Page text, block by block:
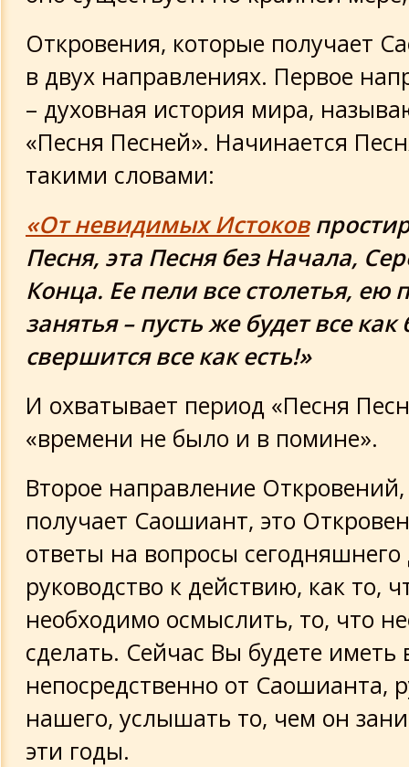
Откровения, которые получает
в двух направлениях. Первое
– духовная история мира,
«Песня Песней». Начинается
такими словами:
«От невидимых Истоков
Песня, эта Песня без Начала,
Конца. Ее пели все столетья, ею
занятья – пусть же будет все
свершится все как есть!»
И охватывает период «Песня
«времени не было и в помине».
Второе направление
получает Саошиант, это
ответы на вопросы сегодняшнего
руководство к действию, как то,
необходимо осмыслить, то, что
сделать. Сейчас Вы будете иметь
непосредственно от Саошианта,
нашего, услышать то, чем он
эти годы.